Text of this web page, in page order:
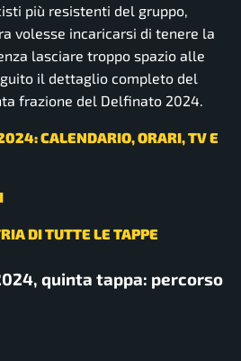
più resistenti del gruppo,
volesse incaricarsi di tenere la
lasciare troppo spazio alle
il dettaglio completo del
frazione del Delfinato 2024.
CALENDARIO, ORARI, TV E
DI TUTTE LE TAPPE
quinta tappa: percorso